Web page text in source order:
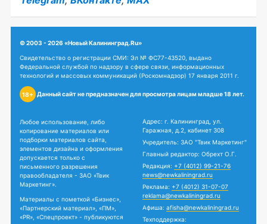
© 2003 - 2026 «Новый Калининград.Ru»
Свидетельство о регистрации СМИ: Эл № ФС77-43520, выдано
Федеральной службой по надзору в сфере связи, информационных
технологий и массовых коммуникаций (Роскомнадзор) 17 января 2011 г.
18+ Данный сайт не предназначен для просмотра лицам младше 18 лет.
Любое использование, либо
копирование материалов или
подборки материалов сайта,
элементов дизайна и оформления
допускается только с
письменного разрешения
правообладателя - ЗАО «Твик
Маркетинг».
Материалы с пометкой «Бизнес»,
«Партнерский материал», «ПМ»,
«PR», «Спецпроект» - публикуются
Адрес: г. Калининград, ул.
Гаражная, д.2, кабинет 308
Учредитель: ЗАО "Твик Маркетинг"
Главный редактор: Обрехт О.Г.
Редакция: +7 (4012) 99-21-76
news@newkaliningrad.ru
Реклама: +7 (4012) 31-07-07
reklama@newkaliningrad.ru
Афиша: afisha@newkaliningrad.ru
Техподдержка: